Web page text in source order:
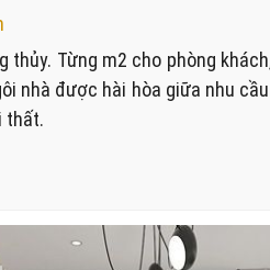
Từng m2 cho phòng
nhà được hài hòa giữa nhu
thất.